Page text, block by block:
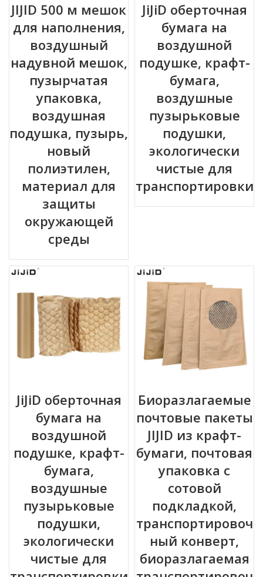
JIJID 500 м мешок
для наполнения,
воздушный
надувной мешок,
пузырчатая
упаковка,
воздушная
подушка, пузырь,
новый
полиэтилен,
материал для
защиты
окружающей
среды
JiJiD оберточная
бумага на
воздушной
подушке, крафт-
бумага,
воздушные
пузырьковые
подушки,
экологически
чистые для
транспортировки
JiJiD оберточная
бумага на
воздушной
подушке, крафт-
бумага,
воздушные
пузырьковые
подушки,
экологически
чистые для
Биоразлагаемые
почтовые пакеты
JIJID из крафт-
бумаги, почтовая
упаковка с
сотовой
подкладкой,
транспортировоч
ный конверт,
биоразлагаемая